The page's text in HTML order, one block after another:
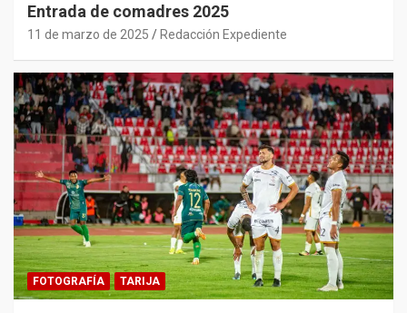
Entrada de comadres 2025
11 de marzo de 2025 Redacción Expediente
FOTOGRAFÍA TARIJA